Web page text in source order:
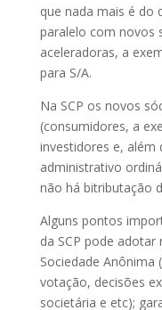
que nada mais é do
paralelo com novos
aceleradoras, a
para S/A.
Na SCP os novos
(consumidores, a
investidores e, além
administrativo
não há bitributação
Alguns pontos
da SCP pode
Sociedade Anônima
votação, decisões
societária e etc);